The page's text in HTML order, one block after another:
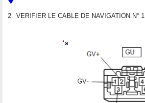
2. VERIFIER LE CABLE DE NAVIGATION N° 1